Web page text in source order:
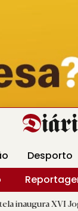
Desporto
Jogos do Eixo